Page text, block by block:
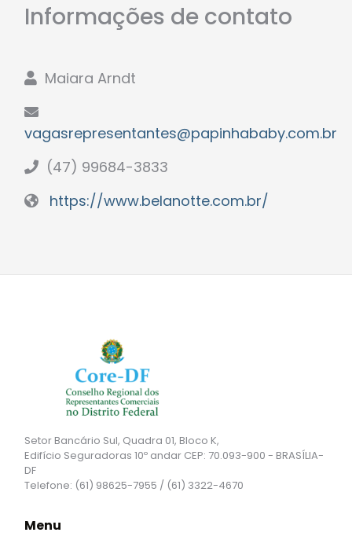
Informações de contato
Maiara Arndt
vagasrepresentantes@papinhababy.com.br
(47) 99684-3833
https://www.belanotte.com.br/
Setor Bancário Sul, Quadra 01, Bloco K,
Edifício Seguradoras 10º andar CEP: 70.093-900 - BRASÍLIA-
DF
Telefone: (61) 98625-7955 / (61) 3322-4670
Menu